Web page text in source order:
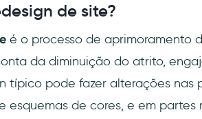
de site?
é o processo de aprimoramento
da diminuição do atrito,
típico pode fazer alterações nas
esquemas de cores, e em